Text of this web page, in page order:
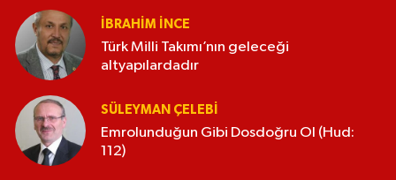
İBRAHIM İNCE
Türk Milli Takımı’nın geleceği
altyapılardadır
SÜLEYMAN ÇELEBI
Emrolunduğun Gibi Dosdoğru Ol (Hud:
112)